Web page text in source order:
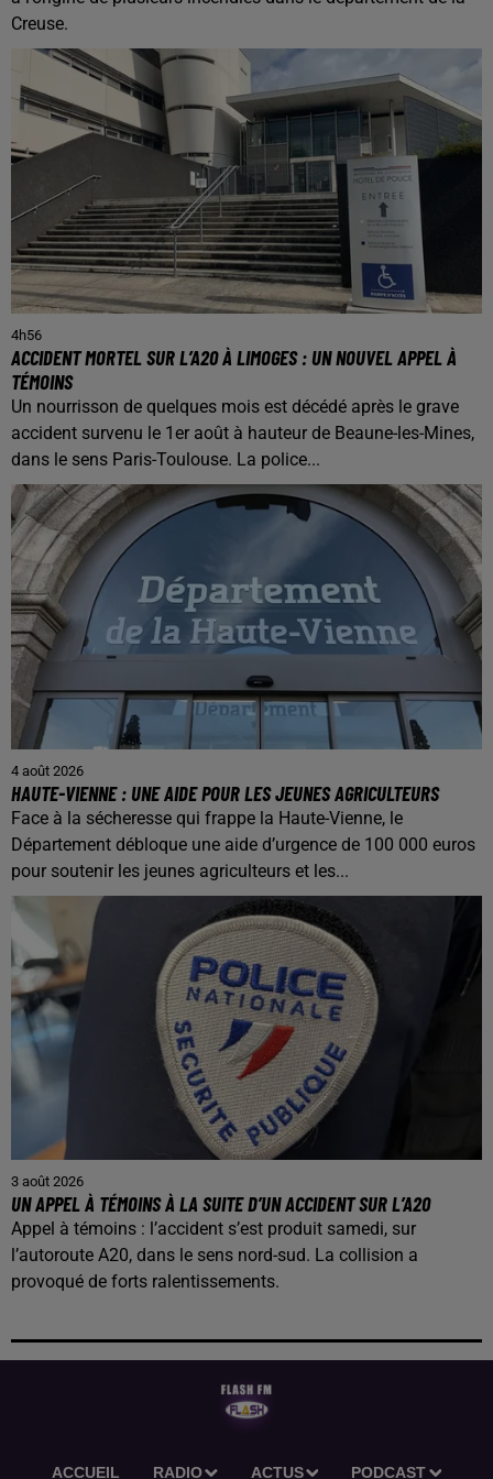
Creuse.
4h56
ACCIDENT MORTEL SUR L’A20 À LIMOGES : UN NOUVEL APPEL À
TÉMOINS
Un nourrisson de quelques mois est décédé après le grave
accident survenu le 1er août à hauteur de Beaune-les-Mines,
dans le sens Paris-Toulouse. La police...
4 août 2026
HAUTE-VIENNE : UNE AIDE POUR LES JEUNES AGRICULTEURS
Face à la sécheresse qui frappe la Haute-Vienne, le
Département débloque une aide d’urgence de 100 000 euros
pour soutenir les jeunes agriculteurs et les...
3 août 2026
UN APPEL À TÉMOINS À LA SUITE D’UN ACCIDENT SUR L’A20
Appel à témoins : l’accident s’est produit samedi, sur
l’autoroute A20, dans le sens nord-sud. La collision a
provoqué de forts ralentissements.
ACCUEIL RADIO ACTUS PODCAST